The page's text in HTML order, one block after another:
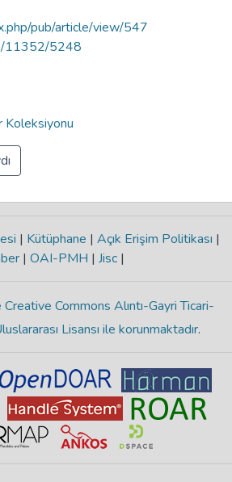
pub/article/view/547
11352/5248
Koleksiyonu
| Kütüphane | Açık Erişim Politikası |
| OAI-PMH | Jisc |
Commons Alıntı-Gayri Ticari-
Lisansı ile korunmaktadır.